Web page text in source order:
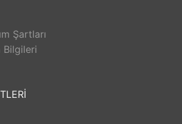
Şartları
Bilgileri